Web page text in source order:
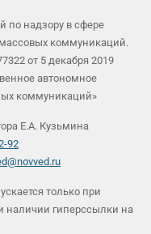
по надзору в сфере
коммуникаций.
от 5 декабря 2019
автономное
коммуникаций»
Е.А. Кузьмина
92
только при
наличии гиперссылки на